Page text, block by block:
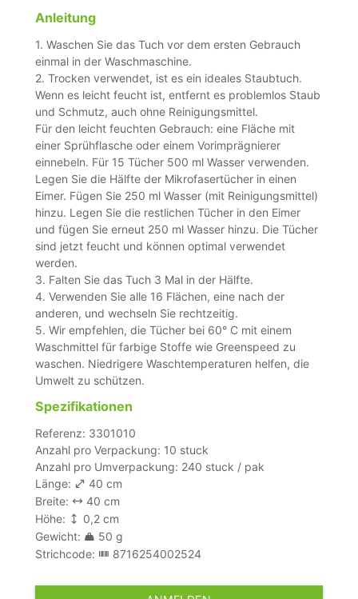
Anleitung
1. Waschen Sie das Tuch vor dem ersten Gebrauch
einmal in der Waschmaschine.
2. Trocken verwendet, ist es ein ideales Staubtuch.
Wenn es leicht feucht ist, entfernt es problemlos Staub
und Schmutz, auch ohne Reinigungsmittel.
Für den leicht feuchten Gebrauch: eine Fläche mit
einer Sprühflasche oder einem Vorimprägnierer
einnebeln. Für 15 Tücher 500 ml Wasser verwenden.
Legen Sie die Hälfte der Mikrofasertücher in einen
Eimer. Fügen Sie 250 ml Wasser (mit Reinigungsmittel)
hinzu. Legen Sie die restlichen Tücher in den Eimer
und fügen Sie erneut 250 ml Wasser hinzu. Die Tücher
sind jetzt feucht und können optimal verwendet
werden.
3. Falten Sie das Tuch 3 Mal in der Hälfte.
4. Verwenden Sie alle 16 Flächen, eine nach der
anderen, und wechseln Sie rechtzeitig.
5. Wir empfehlen, die Tücher bei 60° C mit einem
Waschmittel für farbige Stoffe wie Greenspeed zu
waschen. Niedrigere Waschtemperaturen helfen, die
Umwelt zu schützen.
Spezifikationen
Referenz: 3301010
Anzahl pro Verpackung: 10 stuck
Anzahl pro Umverpackung: 240 stuck / pak
Länge:
40 cm
Breite:
40 cm
Höhe:
0,2 cm
Gewicht:
50 g
Strichcode:
8716254002524